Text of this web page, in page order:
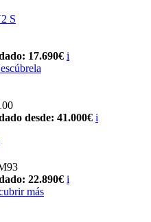
S
17.690€ i
desde: 41.000€ i
22.890€ i
más